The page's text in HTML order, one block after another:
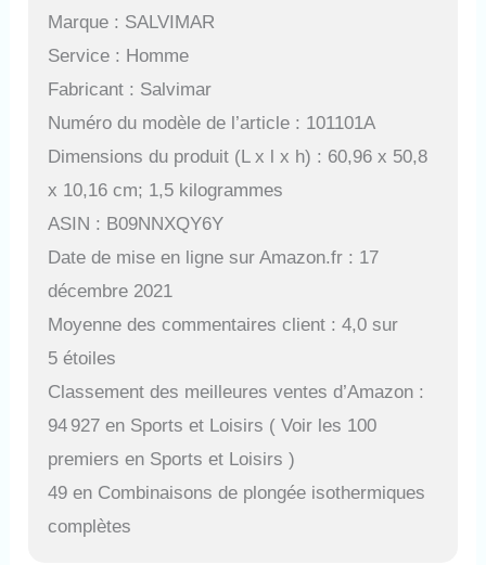
Marque : SALVIMAR
Service : Homme
Fabricant : Salvimar
Numéro du modèle de l’article : 101101A
Dimensions du produit (L x l x h) : 60,96 x 50,8
x 10,16 cm; 1,5 kilogrammes
ASIN : B09NNXQY6Y
Date de mise en ligne sur Amazon.fr : 17
décembre 2021
Moyenne des commentaires client : 4,0 sur
5 étoiles
Classement des meilleures ventes d’Amazon :
94 927 en Sports et Loisirs ( Voir les 100
premiers en Sports et Loisirs )
49 en Combinaisons de plongée isothermiques
complètes